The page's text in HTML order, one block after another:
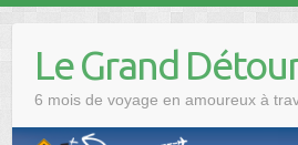
Le Grand
6 mois de voyage en amoureux à